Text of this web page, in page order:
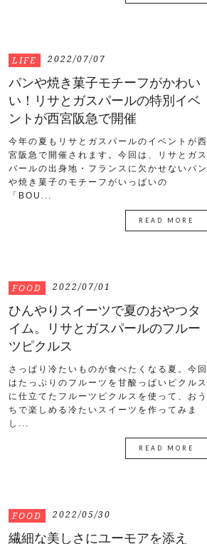
LIFE 2022/07/07
パンや焼き菓子モチーフがかわい
い！リサとガスパールの特別イベ
ントが西宮阪急で開催
今年の夏もリサとガスパールのイベントが西
宮阪急で開催されます。今回は、リサとガス
パールの出身地・フランスに欠かせないパン
や焼き菓子のモチーフがいっぱいの
「BOU...
READ MORE
FOOD 2022/07/01
ひんやりスイーツで夏のおやつタ
イム。リサとガスパールのフルー
ツピクルス
さっぱり冷たいものが食べたくなる夏。今回
はたっぷりのフルーツを甘酸っぱいピクルス
に仕立てたフルーツピクルスを使って、おう
ちで楽しめる冷たいスイーツを作ってみま
し...
READ MORE
FOOD 2022/05/30
繊細な美しさにユーモアを添え